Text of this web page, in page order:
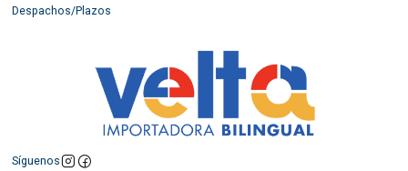
Despachos/Plazos
Síguenos